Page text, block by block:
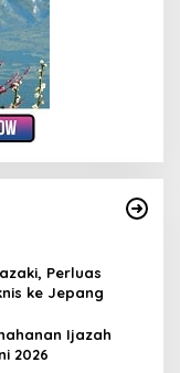
Perluas
ke Jepang
Ijazah
2026